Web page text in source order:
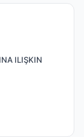
ILIŞKIN